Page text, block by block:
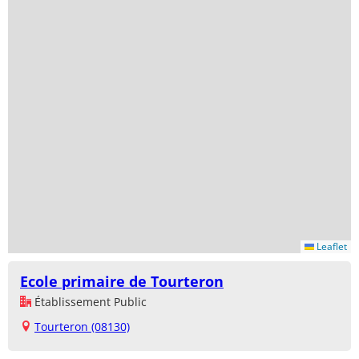
Leaflet
Ecole primaire de Tourteron
Établissement Public
Tourteron (08130)